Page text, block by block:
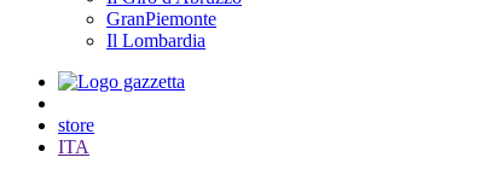
GranPiemonte
Il Lombardia
store
ITA